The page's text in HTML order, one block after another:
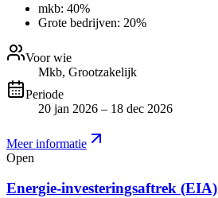
mkb: 40%
Grote bedrijven: 20%
Voor wie
Mkb, Grootzakelijk
Periode
20 jan 2026 – 18 dec 2026
Meer informatie
Open
Energie-investeringsaftrek (EIA)